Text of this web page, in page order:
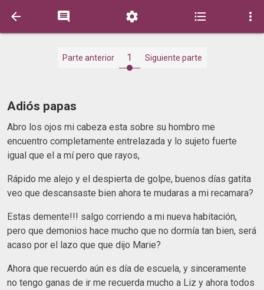
    
Parte anterior 1 Siguiente parte
Adiós papas
Abro los ojos mi cabeza esta sobre su hombro me
encuentro completamente entrelazada y lo sujeto fuerte
igual que el a mí pero que rayos,
Rápido me alejo y el despierta de golpe, buenos días gatita
veo que descansaste bien ahora te mudaras a mi recamara?
Estas demente!!! salgo corriendo a mi nueva habitación,
pero que demonios hace mucho que no dormía tan bien, será
acaso por el lazo que que dijo Marie?
Ahora que recuerdo aún es día de escuela, y sinceramente
no tengo ganas de ir me recuerda mucho a Liz y ahora todos